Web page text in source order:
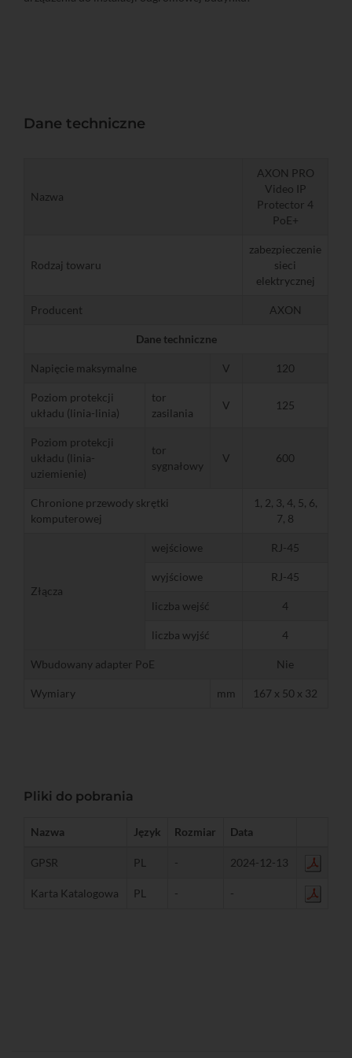
Dane techniczne
Nazwa
AXON PRO
Video IP
Protector 4
PoE+
Rodzaj towaru
zabezpieczenie
sieci
elektrycznej
Producent AXON
Dane techniczne
Napięcie maksymalne V 120
Poziom protekcji
układu (linia-linia)
tor
zasilania
V 125
Poziom protekcji
układu (linia-
uziemienie)
tor
sygnałowy
V 600
Chronione przewody skrętki
komputerowej
1, 2, 3, 4, 5, 6,
7, 8
Złącza
wejściowe RJ-45
wyjściowe RJ-45
liczba wejść 4
liczba wyjść 4
Wbudowany adapter PoE Nie
Wymiary mm 167 x 50 x 32
Pliki do pobrania
Nazwa Język Rozmiar Data
GPSR PL - 2024-12-13
Karta Katalogowa PL - -